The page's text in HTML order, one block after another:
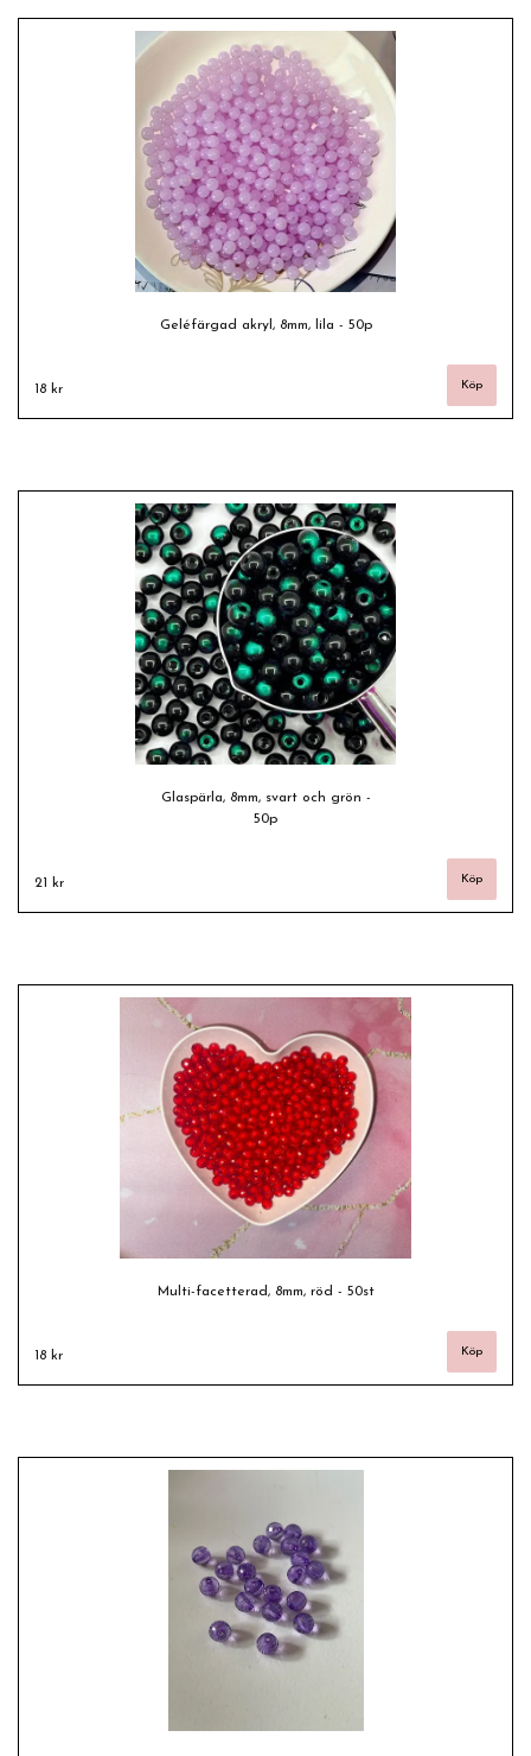
Geléfärgad akryl, 8mm, lila - 50p
18 kr
Glaspärla, 8mm, svart och grön -
50p
21 kr
Multi-facetterad, 8mm, röd - 50st
18 kr